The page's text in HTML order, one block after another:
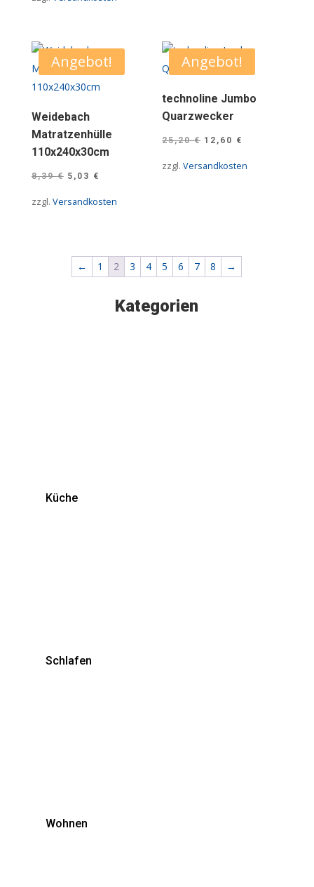
Angebot!
Weidebach
Matratzenhülle
110x240x30cm
8,39€ Ursprünglicher
5,03 €
zzgl. Versandkosten
Angebot!
technoline Jumbo
Quarzwecker
25,20€ Ursprünglicher
12,60 €
zzgl.Versandkosten
← 1 2 3 4 5 6 7 8 →
Kategorien
Küche
Schlafen
Wohnen